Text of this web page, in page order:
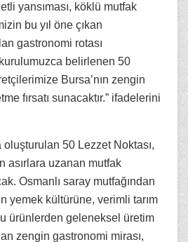
yansıması, köklü mutfak
bu yıl öne çıkan
gastronomi rotası
belirlenen 50
Bursa’nın zengin
fırsatı sunacaktır.” ifadelerini
oluşturulan 50 Lezzet Noktası,
asırlara uzanan mutfak
Osmanlı saray mutfağından
yemek kültürüne, verimli tarım
ürünlerden geleneksel üretim
zengin gastronomi mirası,